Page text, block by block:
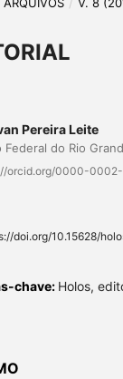
Pereira Leite
Federal do Rio
orcid.org/0000-
doi.org/10.15628/
chave: Holos,